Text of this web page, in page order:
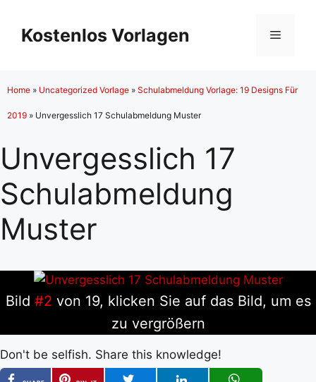
Inhalt
springen
Kostenlos Vorlagen Menü
Home » Uncategorized Vorlage » Schulabmeldung Vorlage: 19 Designs Für
2019 » Unvergesslich 17 Schulabmeldung Muster
Unvergesslich 17
Schulabmeldung
Muster
Bild #2 von 19, klicken Sie auf das Bild, um es
zu vergrößern
Don't be selfish. Share this knowledge!